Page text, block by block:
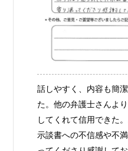
話しやすく、内容も簡
た。他の弁護士さんよ
してくれて信用できた
示談書への不信感や不